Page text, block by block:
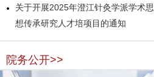
关于开展2025年澄江针灸学派学术思
想传承研究人才培项目的通知
院务公开>>